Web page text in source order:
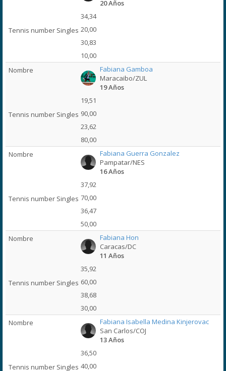
20 Años
34,34
20,00
30,83
10,00
Fabiana Gamboa
Maracaibo/ZUL
19 Años
19,51
90,00
23,62
80,00
Fabiana Guerra Gonzalez
Pampatar/NES
16 Años
37,92
70,00
36,47
50,00
Fabiana Hon
Caracas/DC
11 Años
35,92
60,00
38,68
30,00
Fabiana Isabella Medina Kinjerovac
San Carlos/COJ
13 Años
36,50
40,00